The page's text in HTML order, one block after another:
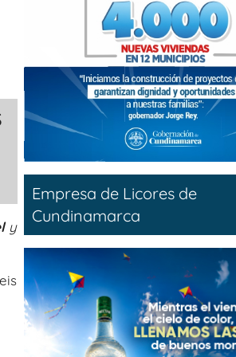
y
Empresa de Licores de
Cundinamarca